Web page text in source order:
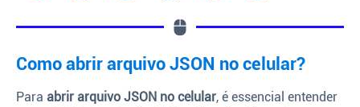
Como abrir arquivo JSON no celular?
Para abrir arquivo JSON no celular, é essencial entender